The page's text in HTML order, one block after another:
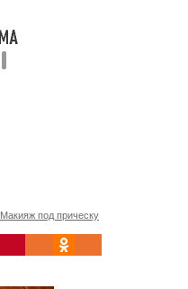
Макияж под прическу